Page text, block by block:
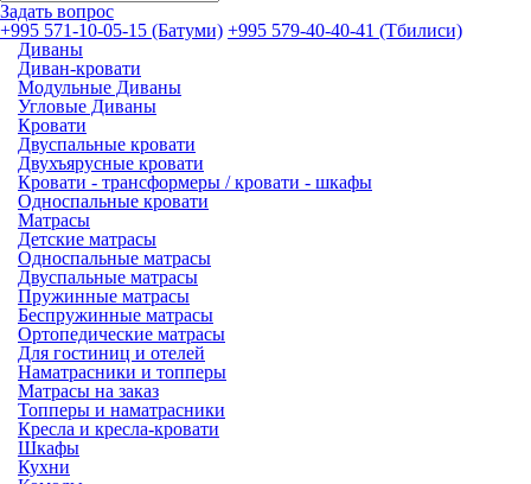
Задать вопрос
+995 571-10-05-15 (Батуми) +995 579-40-40-41 (Тбилиси)
Диваны
Диван-кровати
Модульные Диваны
Угловые Диваны
Кровати
Двуспальные кровати
Двухъярусные кровати
Кровати - трансформеры / кровати - шкафы
Односпальные кровати
Матрасы
Детские матрасы
Односпальные матрасы
Двуспальные матрасы
Пружинные матрасы
Беспружинные матрасы
Ортопедические матрасы
Для гостиниц и отелей
Наматрасники и топперы
Матрасы на заказ
Топперы и наматрасники
Кресла и кресла-кровати
Шкафы
Кухни